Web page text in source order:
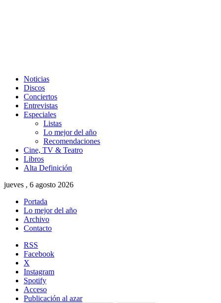
Noticias
Discos
Conciertos
Entrevistas
Especiales
Listas
Lo mejor del año
Recomendaciones
Cine, TV & Teatro
Libros
Alta Definición
jueves , 6 agosto 2026
Portada
Lo mejor del año
Archivo
Contacto
RSS
Facebook
X
Instagram
Spotify
Acceso
Publicación al azar